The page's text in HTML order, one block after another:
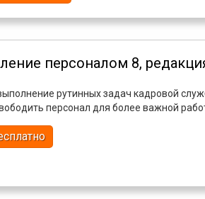
персоналом 8,
рутинных задач кадровой
персонал для более важной